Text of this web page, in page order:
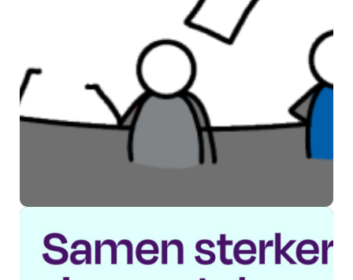
Swan Welzijn past activiteiten
in Kesteren aan